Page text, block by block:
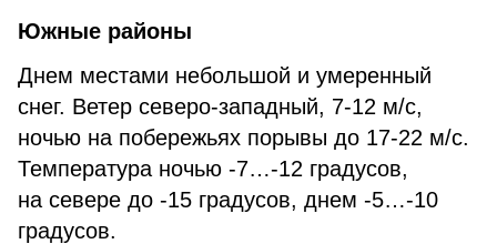
Южные районы
Днем местами небольшой и умеренный
снег. Ветер северо-западный, 7-12 м/с,
ночью на побережьях порывы до 17-22 м/с.
Температура ночью -7…-12 градусов,
на севере до -15 градусов, днем -5…-10
градусов.